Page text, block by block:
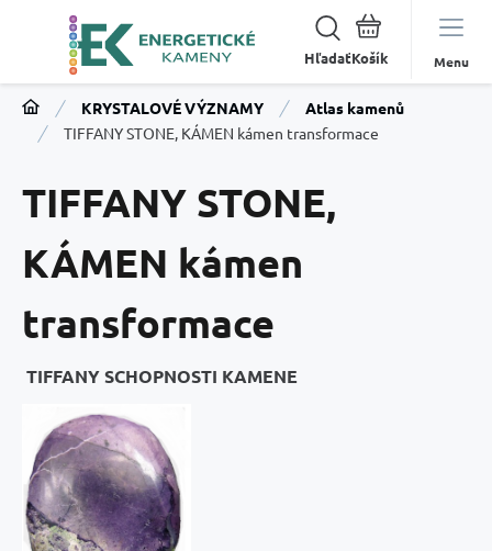
Hľadať Menu
KRYSTALOVÉ VÝZNAMY
Atlas kamenů
TIFFANY STONE, KÁMEN kámen transformace
TIFFANY STONE,
KÁMEN kámen
transformace
TIFFANY SCHOPNOSTI KAMENE